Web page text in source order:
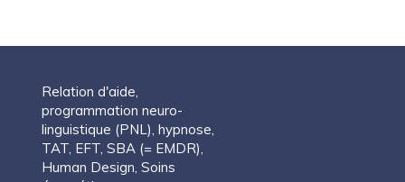
Relation d'aide,
programmation neuro-
linguistique (PNL), hypnose,
TAT, EFT, SBA (= EMDR),
Human Design, Soins